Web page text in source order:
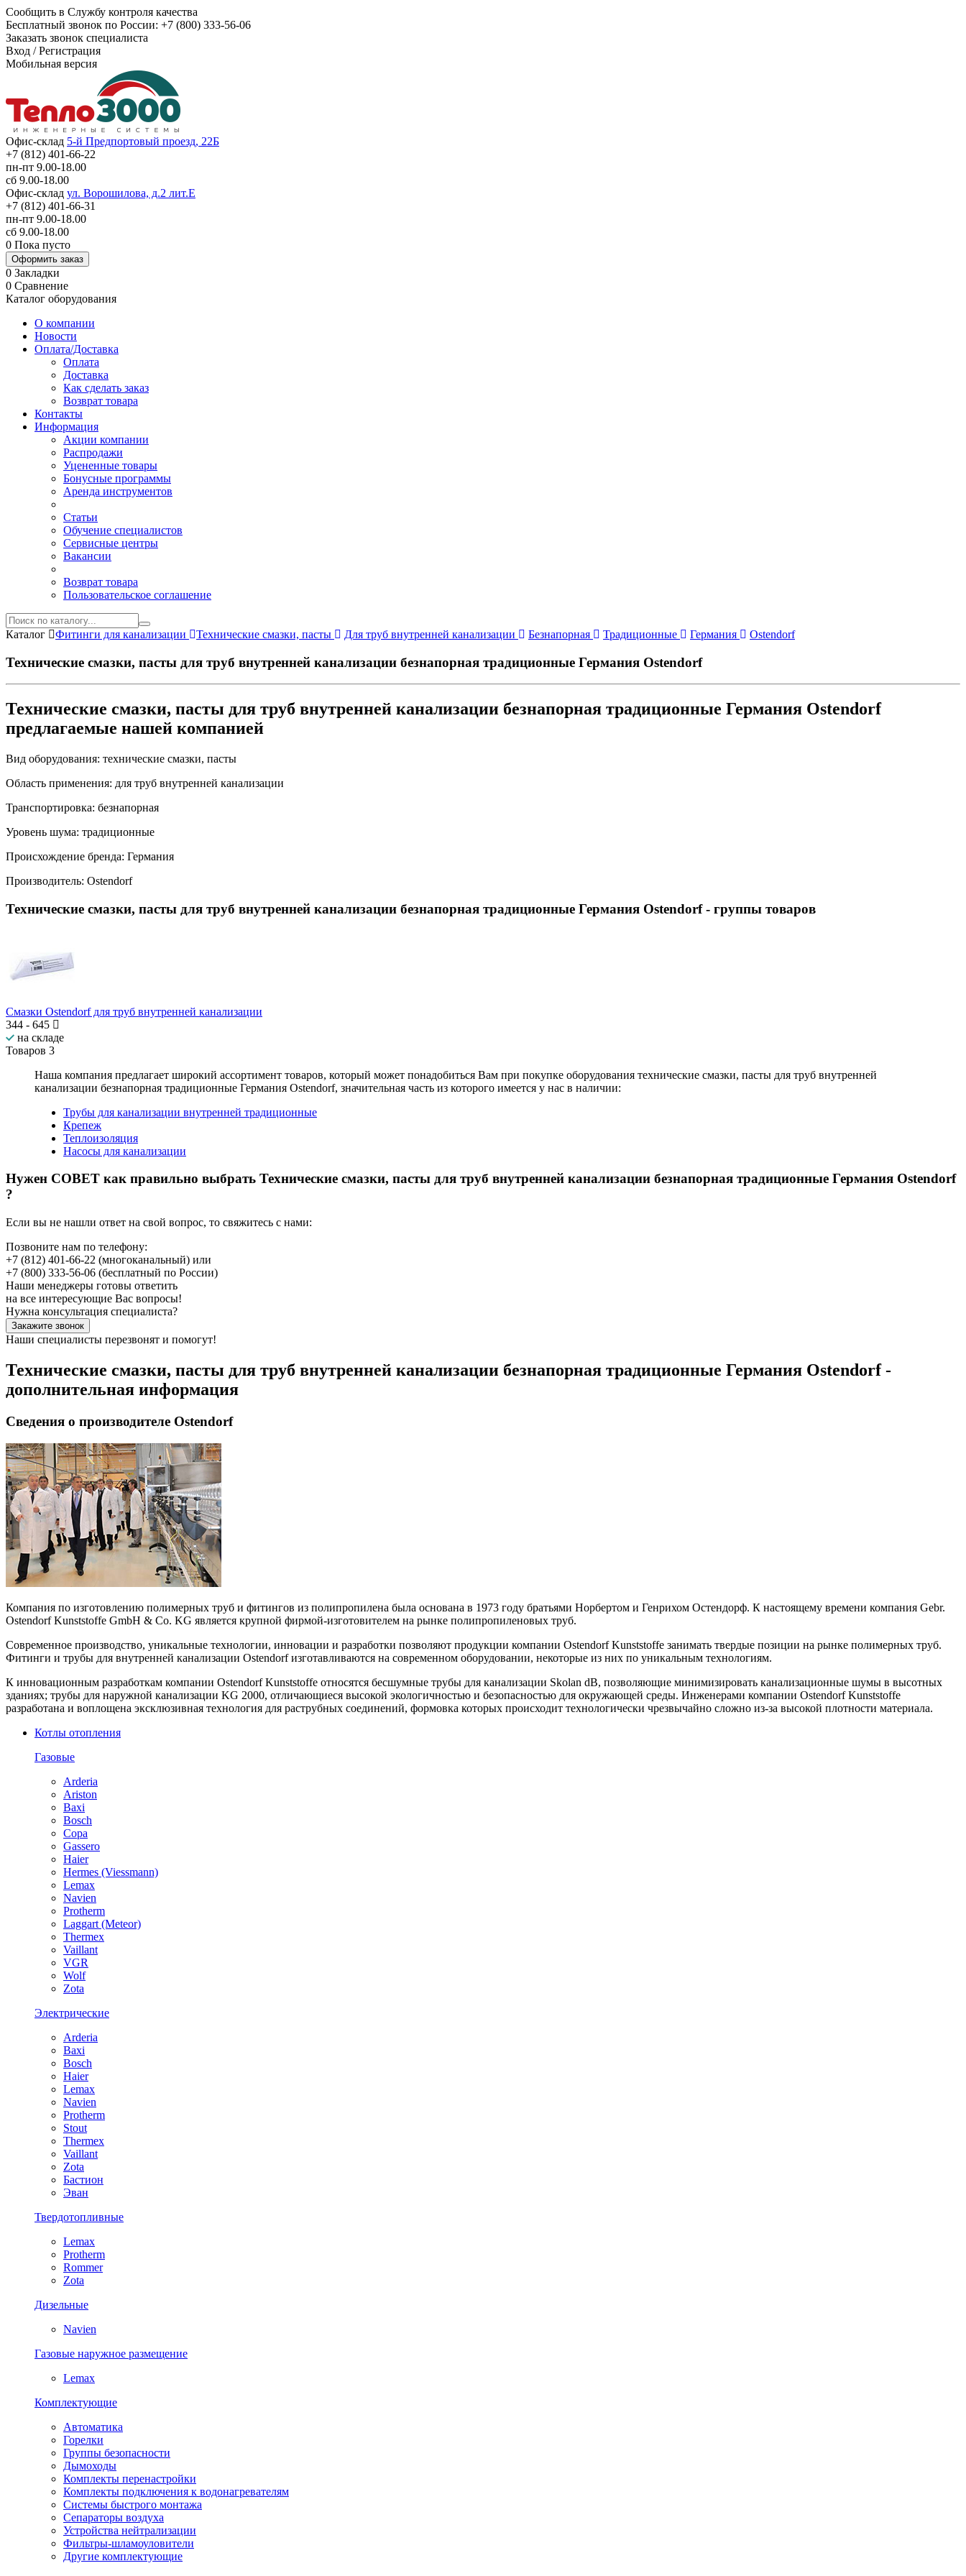
Сообщить в Службу контроля качества
Бесплатный звонок по России: +7 (800) 333-56-06
Заказать звонок специалиста
Вход /Регистрация
Мобильная версия
Офис-склад 5-й Предпортовый проезд, 22Б
+7 (812) 401-66-22
пн-пт 9.00-18.00
сб 9.00-18.00
Офис-склад ул. Ворошилова, д.2 лит.Е
+7 (812) 401-66-31
пн-пт 9.00-18.00
сб 9.00-18.00
0 Пока пусто
Оформить заказ
0 Закладки
0 Сравнение
Каталог оборудования
О компании
Новости
Оплата/Доставка
Оплата
Доставка
Как сделать заказ
Возврат товара
Контакты
Информация
Акции компании
Распродажи
Уцененные товары
Бонусные программы
Аренда инструментов
Статьи
Обучение специалистов
Сервисные центры
Вакансии
Возврат товара
Пользовательское соглашение
Каталог Фитинги для канализации Технические смазки, пасты Для труб внутренней канализации Безнапорная Традиционные Германия Ostendorf
Технические смазки, пасты для труб внутренней канализации безнапорная традиционные Германия Ostendorf
Технические смазки, пасты для труб внутренней канализации безнапорная традиционные Германия Ostendorf
предлагаемые нашей компанией
Вид оборудования: технические смазки, пасты
Область применения: для труб внутренней канализации
Транспортировка: безнапорная
Уровень шума: традиционные
Происхождение бренда: Германия
Производитель: Ostendorf
Технические смазки, пасты для труб внутренней канализации безнапорная традиционные Германия Ostendorf- группы товаров
Смазки Ostendorf для труб внутренней канализации
344 - 645
на складе
Товаров 3
Наша компания предлагает широкий ассортимент товаров, который может понадобиться Вам при покупке оборудования технические смазки, пасты для труб внутренней
канализации безнапорная традиционные Германия Ostendorf, значительная часть из которого имеется у нас в наличии:
Трубы для канализации внутренней традиционные
Крепеж
Теплоизоляция
Насосы для канализации
Нужен СОВЕТ как правильно выбрать Технические смазки, пасты для труб внутренней канализации безнапорная традиционные Германия Ostendorf
?
Если вы не нашли ответ на свой вопрос, то свяжитесь с нами:
Позвоните нам по телефону:
+7 (812) 401-66-22 (многоканальный) или
+7 (800) 333-56-06 (бесплатный по России)
Наши менеджеры готовы ответить
на все интересующие Вас вопросы!
Нужна консультация специалиста?
Закажите звонок
Наши специалисты перезвонят и помогут!
Технические смазки, пасты для труб внутренней канализации безнапорная традиционные Германия Ostendorf -
дополнительная информация
Сведения о производителе Ostendorf
Компания по изготовлению полимерных труб и фитингов из полипропилена была основана в 1973 году братьями Норбертом и Генрихом Остендорф. К настоящему времени компания Gebr.
Ostendorf Kunststoffe GmbH & Co. KG является крупной фирмой-изготовителем на рынке полипропиленовых труб.
Современное производство, уникальные технологии, инновации и разработки позволяют продукции компании Ostendorf Kunststoffe занимать твердые позиции на рынке полимерных труб.
Фитинги и трубы для внутренней канализации Ostendorf изготавливаются на современном оборудовании, некоторые из них по уникальным технологиям.
К инновационным разработкам компании Ostendorf Kunststoffe относятся бесшумные трубы для канализации Skolan dB, позволяющие минимизировать канализационные шумы в высотных
зданиях; трубы для наружной канализации KG 2000, отличающиеся высокой экологичностью и безопасностью для окружающей среды. Инженерами компании Ostendorf Kunststoffe
разработана и воплощена эксклюзивная технология для раструбных соединений, формовка которых происходит технологически чрезвычайно сложно из-за высокой плотности материала.
Котлы отопления
Газовые
Arderia
Ariston
Baxi
Bosch
Copa
Gassero
Haier
Hermes (Viessmann)
Lemax
Navien
Protherm
Laggart (Meteor)
Thermex
Vaillant
VGR
Wolf
Zota
Электрические
Arderia
Baxi
Bosch
Haier
Lemax
Navien
Protherm
Stout
Thermex
Vaillant
Zota
Бастион
Эван
Твердотопливные
Lemax
Protherm
Rommer
Zota
Дизельные
Navien
Газовые наружное размещение
Lemax
Комплектующие
Автоматика
Горелки
Группы безопасности
Дымоходы
Комплекты перенастройки
Комплекты подключения к водонагревателям
Системы быстрого монтажа
Сепараторы воздуха
Устройства нейтрализации
Фильтры-шламоуловители
Другие комплектующие